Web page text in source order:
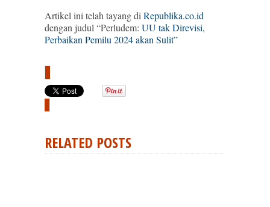
Artikel ini telah tayang di Republika.co.id
dengan judul “Perludem: UU tak Direvisi,
Perbaikan Pemilu 2024 akan Sulit”
RELATED POSTS